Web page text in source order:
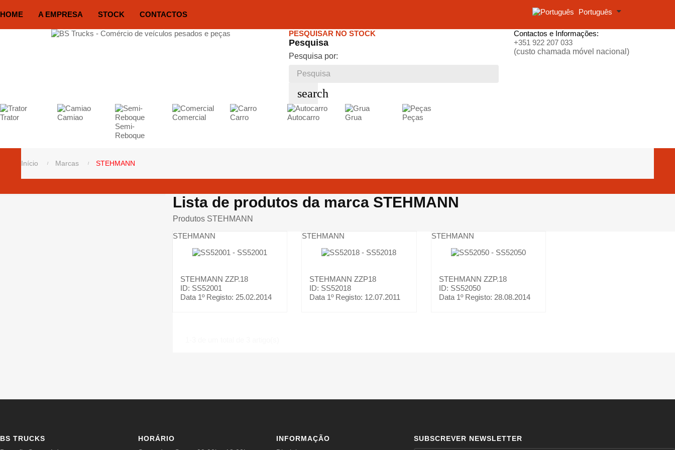
HOME A EMPRESA STOCK CONTACTOS Português
PESQUISAR NO STOCK
Pesquisa
Pesquisa por:
search
Contactos e Informações:
+351 922 207 033
(custo chamada móvel nacional)
Trator
Camiao
Semi-
Reboque
Comercial Carro Autocarro Grua Peças
Início Marcas STEHMANN
Lista de produtos da marca STEHMANN
Produtos STEHMANN
STEHMANN
STEHMANN ZZP.18
ID: SS52001
Data 1º Registo: 25.02.2014
STEHMANN
STEHMANNZZP18
ID: SS52018
Data 1º Registo: 12.07.2011
STEHMANN
STEHMANN ZZP.18
ID: SS52050
Data 1º Registo: 28.08.2014
BS TRUCKS
HORÁRIO
INFORMAÇÃO
SUBSCREVER NEWSLETTER